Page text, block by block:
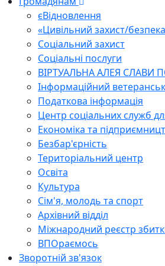
єВідновлення
«Цивільний захист/
Соціальний захист
Соціальні послуги
ВІРТУАЛЬНА АЛЕЯ СЛАВИ
Інформаційний
Податкова інформація
Центр соціальних служб
Економіка та
Безбар'єрність
Територіальний центр
Освіта
Культура
Сім'я, молодь та спорт
Архівний відділ
Міжнародний реєстр
ВПОраємось
Зворотній зв'язок